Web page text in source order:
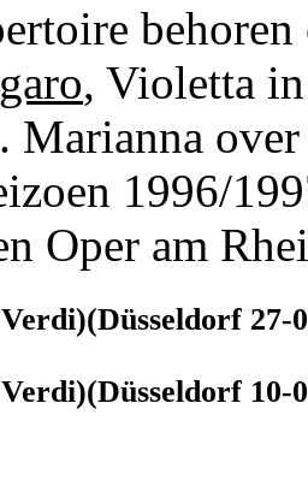
, Violetta
. Marianna
1996/
Oper am
27-
10-